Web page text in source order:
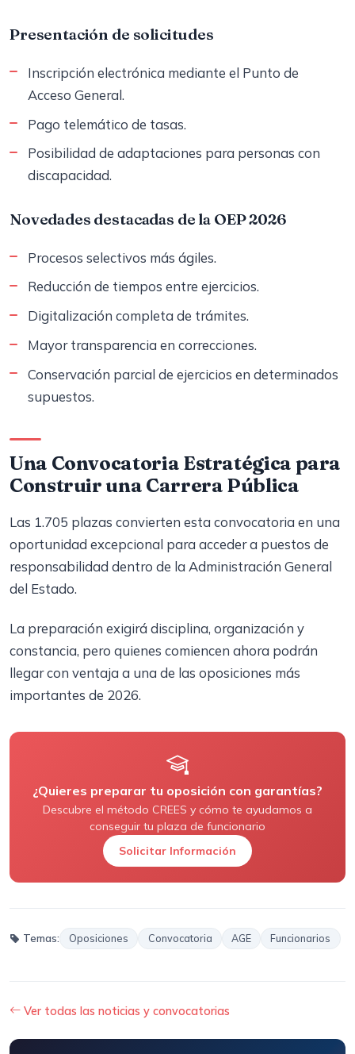
Presentación de solicitudes
Inscripción electrónica mediante el Punto de
Acceso General.
Pago telemático de tasas.
Posibilidad de adaptaciones para personas con
discapacidad.
Novedades destacadas de la OEP 2026
Procesos selectivos más ágiles.
Reducción de tiempos entre ejercicios.
Digitalización completa de trámites.
Mayor transparencia en correcciones.
Conservación parcial de ejercicios en determinados
supuestos.
Una Convocatoria Estratégica para
Construir una Carrera Pública
Las 1.705 plazas convierten esta convocatoria en una
oportunidad excepcional para acceder a puestos de
responsabilidad dentro de la Administración General
del Estado.
La preparación exigirá disciplina, organización y
constancia, pero quienes comiencen ahora podrán
llegar con ventaja a una de las oposiciones más
importantes de 2026.
¿Quieres preparar tu oposición con garantías?
Descubre el método CREES y cómo te ayudamos a
conseguir tu plaza de funcionario
Solicitar Información
Temas: Oposiciones Convocatoria AGE Funcionarios
Ver todas las noticias y convocatorias